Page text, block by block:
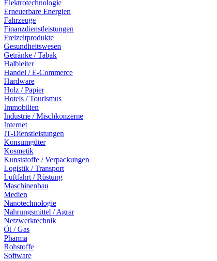
Elektrotechnologie
Erneuerbare Energien
Fahrzeuge
Finanzdienstleistungen
Freizeitprodukte
Gesundheitswesen
Getränke / Tabak
Halbleiter
Handel / E-Commerce
Hardware
Holz / Papier
Hotels / Tourismus
Immobilien
Industrie / Mischkonzerne
Internet
IT-Dienstleistungen
Konsumgüter
Kosmetik
Kunststoffe / Verpackungen
Logistik / Transport
Luftfahrt / Rüstung
Maschinenbau
Medien
Nanotechnologie
Nahrungsmittel / Agrar
Netzwerktechnik
Öl / Gas
Pharma
Rohstoffe
Software